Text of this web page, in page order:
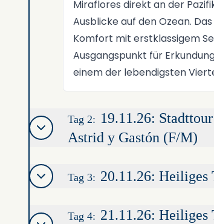
Miraflores direkt an der
Ausblicke auf den Ozean.
Komfort mit erstklassigem
Ausgangspunkt für
einem der lebendigsten
Tag 2: 19.11.26:
Astrid y Gastón (F/M)
Tag 3: 20.11.26: Heiliges
Tag 4: 21.11.26: